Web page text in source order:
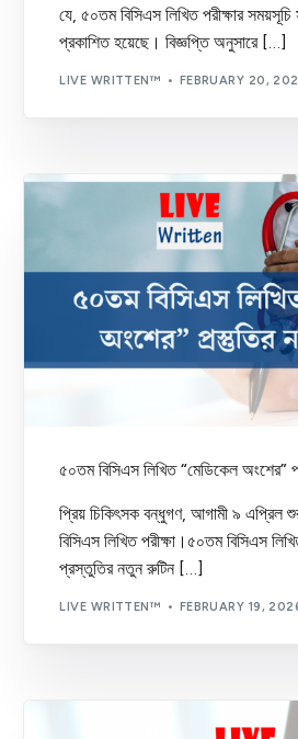
যে, ৫০তম বিসিএস লিখিত পরীক্ষার সময়সূচি
প্রকাশিত হয়েছে। বিজ্ঞপ্তি অনুসারে […]
LIVE WRITTEN™ FEBRUARY 20,
৫০তম বিসিএস লিখিত “মেডিকেল অংশের”
প্রিয় চিকিৎসক বন্ধুগণ, আগামী ৯ এপ্রিল
বিসিএস লিখিত পরীক্ষা।৫০তম বিসিএস
প্রস্তুতির নতুন রুটিন […]
LIVE WRITTEN™ FEBRUARY 19,